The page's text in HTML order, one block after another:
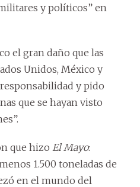
y políticos” en
el gran daño que las
Unidos, México y
y pido
que se hayan visto
que hizo El Mayo:
1.500 toneladas de
en el mundo del